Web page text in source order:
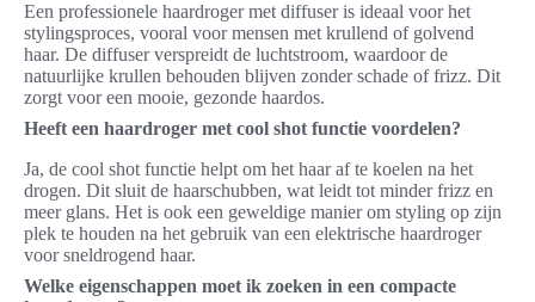
Een professionele haardroger met diffuser is ideaal voor het
stylingsproces, vooral voor mensen met krullend of golvend
haar. De diffuser verspreidt de luchtstroom, waardoor de
natuurlijke krullen behouden blijven zonder schade of frizz. Dit
zorgt voor een mooie, gezonde haardos.
Heeft een haardroger met cool shot functie voordelen?
Ja, de cool shot functie helpt om het haar af te koelen na het
drogen. Dit sluit de haarschubben, wat leidt tot minder frizz en
meer glans. Het is ook een geweldige manier om styling op zijn
plek te houden na het gebruik van een elektrische haardroger
voor sneldrogend haar.
Welke eigenschappen moet ik zoeken in een compacte